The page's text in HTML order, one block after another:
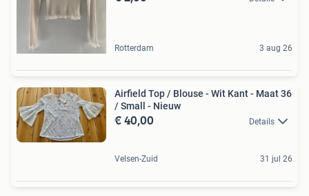
Rotterdam 3 aug 26
Airfield Top / Blouse - Wit Kant - Maat 36
/ Small - Nieuw
€ 40,00 Details
Velsen-Zuid 31 jul 26